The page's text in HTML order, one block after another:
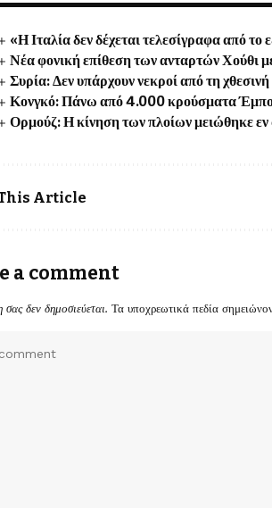
«Η Ιταλία δεν δέχεται τελεσίγραφα από
Νέα φονική επίθεση των ανταρτών Χούθι
Συρία: Δεν υπάρχουν νεκροί από τη
Κονγκό: Πάνω από 4.000 κρούσματα
Ορμούζ: Η κίνηση των πλοίων μειώθηκε
Article
a comment
δεν δημοσιεύεται. Τα υποχρεωτικά πεδία